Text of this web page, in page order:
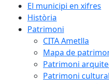
El municipi en xifres
Història
Patrimoni
CITA Ametlla
Mapa de
Patrimoni
Patrimoni cultural